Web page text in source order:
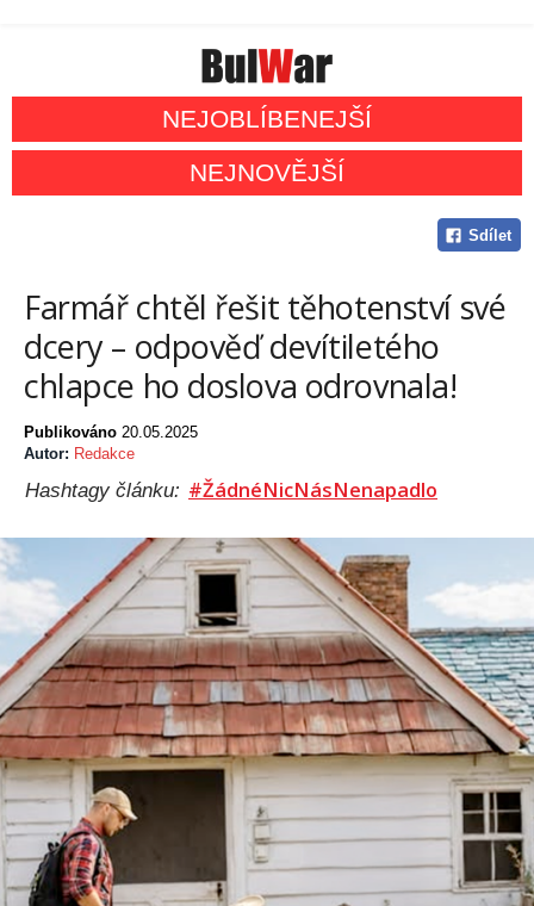
NEJOBLÍBENEJŠÍ
NEJNOVĚJŠÍ
Sdílet
Farmář chtěl řešit těhotenství své
dcery – odpověď devítiletého
chlapce ho doslova odrovnala!
Publikováno 20.05.2025
Autor: Redakce
Hashtagy článku: #ŽádnéNicNásNenapadlo